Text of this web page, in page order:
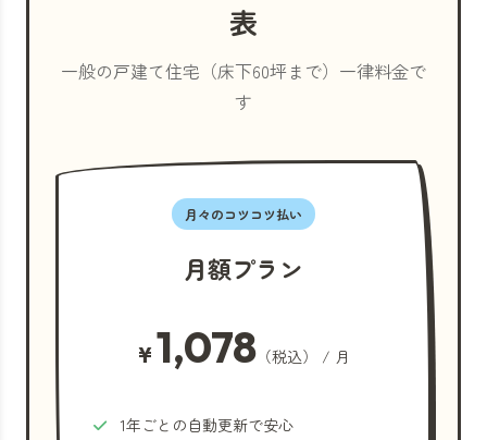
表
一般の戸建て住宅（床下60坪まで）一律料金で
す
月々のコツコツ払い
月額プラン
¥1,078（税込） / 月
1年ごとの自動更新で安心